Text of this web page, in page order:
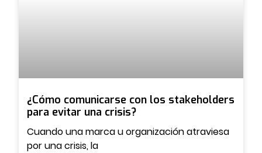
¿Cómo comunicarse con los stakeholders
para evitar una crisis?
Cuando una marca u organización atraviesa
por una crisis, la